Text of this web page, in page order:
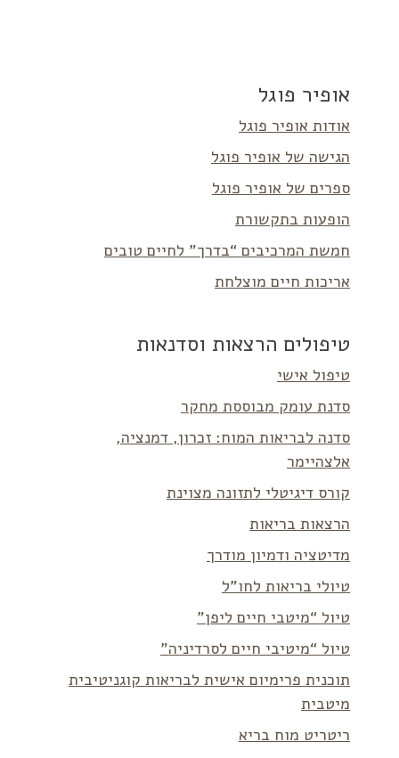
אופיר פוגל
אודות אופיר פוגל
הגישה של אופיר פוגל
ספרים של אופיר פוגל
הופעות בתקשורת
חמשת המרכיבים “בדרך” לחיים טובים
אריכות חיים מוצלחת
טיפולים הרצאות וסדנאות
טיפול אישי
סדנת עומק מבוססת מחקר
סדנה לבריאות המוח: זכרון, דמנציה,
אלצהיימר
קורס דיגיטלי לתזונה מצוינת
הרצאות בריאות
מדיטציה ודמיון מודרך
טיולי בריאות לחו”ל
טיול “מיטבי חיים ליפן”
טיול “מיטיבי חיים לסרדיניה”
תוכנית פרימיום אישית לבריאות קוגניטיבית
מיטבית
ריטריט מוח בריא